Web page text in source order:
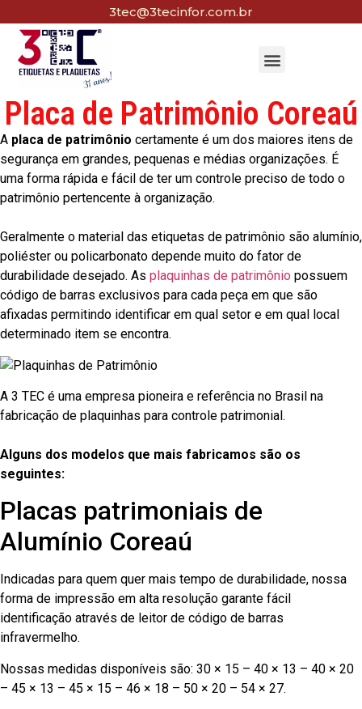
3tec@3tecinfor.com.br
Placa de Patrimônio Coreaú
A placa de patrimônio certamente é um dos maiores itens de
segurança em grandes, pequenas e médias organizações. É
uma forma rápida e fácil de ter um controle preciso de todo o
patrimônio pertencente à organização.
Geralmente o material das etiquetas de patrimônio são alumínio,
poliéster ou policarbonato depende muito do fator de
durabilidade desejado. As plaquinhas de patrimônio possuem
código de barras exclusivos para cada peça em que são
afixadas permitindo identificar em qual setor e em qual local
determinado item se encontra.
A 3 TEC é uma empresa pioneira e referência no Brasil na
fabricação de plaquinhas para controle patrimonial.
Alguns dos modelos que mais fabricamos são os
seguintes:
Placas patrimoniais de
Alumínio Coreaú
Indicadas para quem quer mais tempo de durabilidade, nossa
forma de impressão em alta resolução garante fácil
identificação através de leitor de código de barras
infravermelho.
Nossas medidas disponíveis são: 30 × 15 – 40 × 13 – 40 × 20
– 45 × 13 – 45 × 15 – 46 × 18 – 50 × 20 – 54 × 27.